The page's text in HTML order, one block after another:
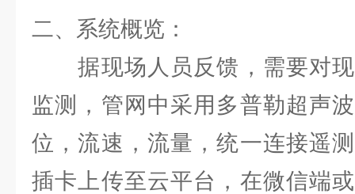
二、系统概览：
据现场人员反馈，需要对现
监测，管网中采用多普勒超声
位，流速，流量，统一连接遥
插卡上传至云平台，在微信端